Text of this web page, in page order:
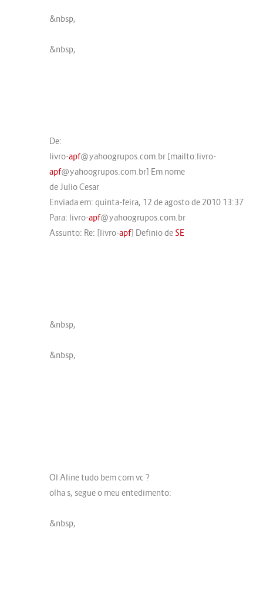
&nbsp,
&nbsp,
De:
livro-apf@yahoogrupos.com.br [mailto:livro-
apf@yahoogrupos.com.br] Em nome
de Julio Cesar
Enviada em: quinta-feira, 12 de agosto de 2010 13:37
Para: livro-apf@yahoogrupos.com.br
Assunto: Re: [livro-apf] Definio de SE
&nbsp,
&nbsp,
Ol Aline tudo bem com vc ?
olha s, segue o meu entedimento:
&nbsp,